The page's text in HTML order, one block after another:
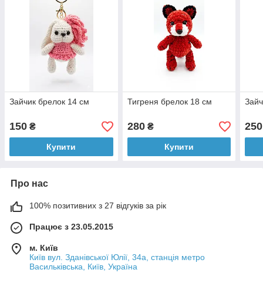
Зайчик брелок 14 см
150 ₴
Купити
Тигреня брелок 18 см
280₴
Купити
250
Про нас
100% позитивних з 27 відгуків за рік
Працює з 23.05.2015
м. Київ
Київ вул. Зданівської Юлії, 34а, станція метро
Васильківська, Київ, Україна